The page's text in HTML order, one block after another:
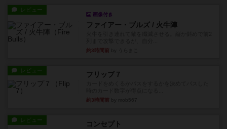
レビュー
画像付き
ファイアー・ブルズ / 火牛陣
約3時間前
レビュー フリップ７
約3時間前
レビュー コンセプト